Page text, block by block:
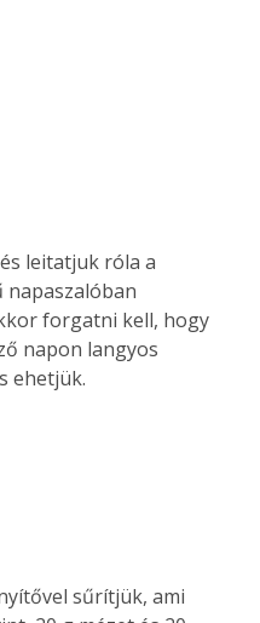
leitatjuk róla a
napaszalóban
forgatni kell, hogy
napon langyos
ehetjük.
sűrítjük, ami